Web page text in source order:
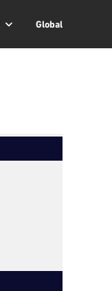
Global